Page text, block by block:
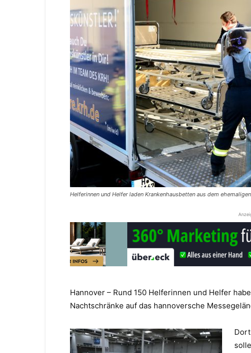
Helferinnen und Helfer laden Krankenhausbetten aus dem
Hannover – Rund 150 Helferinnen und Helfer
Nachtschränke auf das hannoversche